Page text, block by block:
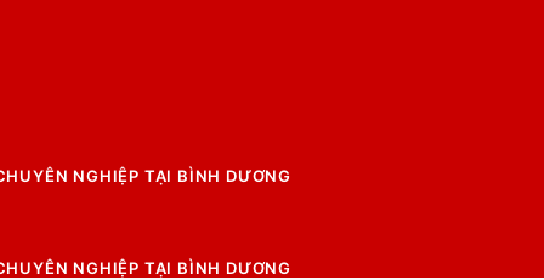
NGHIỆP TẠI BÌNH DƯƠNG
NGHIỆP TẠI BÌNH DƯƠNG